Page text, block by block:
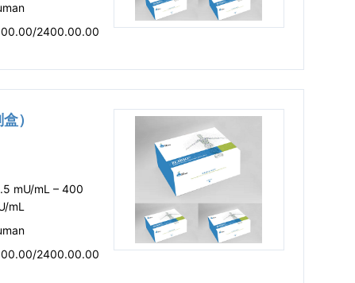
2400.00.00
）
mU/mL – 400
mL
2400.00.00